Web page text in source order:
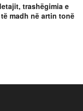
trashëgimia e
madh në artin tonë